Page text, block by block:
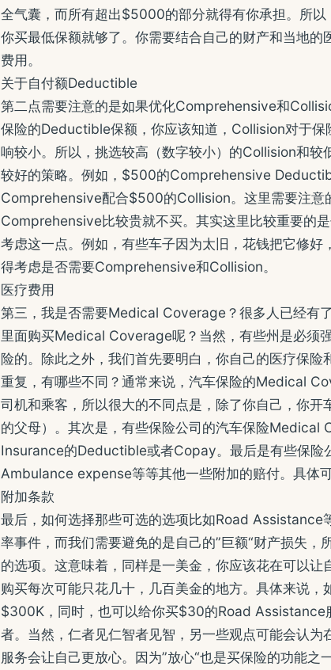
全气囊，而所有超出$5000的部分就得有你承担。所
你买最低保额就够了。你需要结合自己的财产和当地
费用。
关于自付额Deductible
第二点需要注意的是如果优化Comprehensive和
保险的Deductible保额，你应该知道，Collision对于
响较小。所以，挑选较高（数字较小）的Collision和
较好的策略。例如，$500的Comprehensive
Comprehensive配合$500的Collision。这里需要注意
Comprehensive比较贵就不买。其实这里比较重要的
考虑这一点。例如，有些车子因为太旧，花钱把它修
得考虑是否需要Comprehensive和Collision。
医疗费用
第三，我是否需要Medical Coverage？很多人已经有
里面购买Medical Coverage呢？当然，有些州是必须
险的。除此之外，我们首先要明白，你自己的医疗保
重复，有哪些不同？通常来说，汽车保险的Medical
司机和乘客，所以很大的不同点是，除了你自己，你
的父母）。其次是，有些保险公司的汽车保险Medical
Insurance的Deductible或者Copay。最后是有些保
Ambulance expense等等其他一些附加的赔付。具体
附加条款
最后，如何选择那些可选的选项比如Road Assistance
率事件，而我们需要避免的是自己的”巨额“财产损失
的选项。这意味着，同样是一美金，你应该花在可以
购买每次可能只花几十，几百美金的地方。具体来说
$300K，同时，也可以给你买$30的Road Assistance
者。当然，仁者见仁智者见智，另一些观点可能会认
服务会让自己更放心。因为”放心“也是买保险的功能之